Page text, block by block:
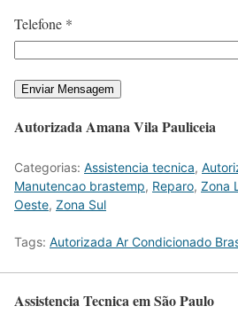
Telefone *
Autorizada Amana Vila Pauliceia
Categorias: Assistencia tecnica,
Manutencao brastemp, Reparo, Zona
Oeste, Zona Sul
Tags: Autorizada Ar Condicionado
Assistencia Tecnica em São Paulo